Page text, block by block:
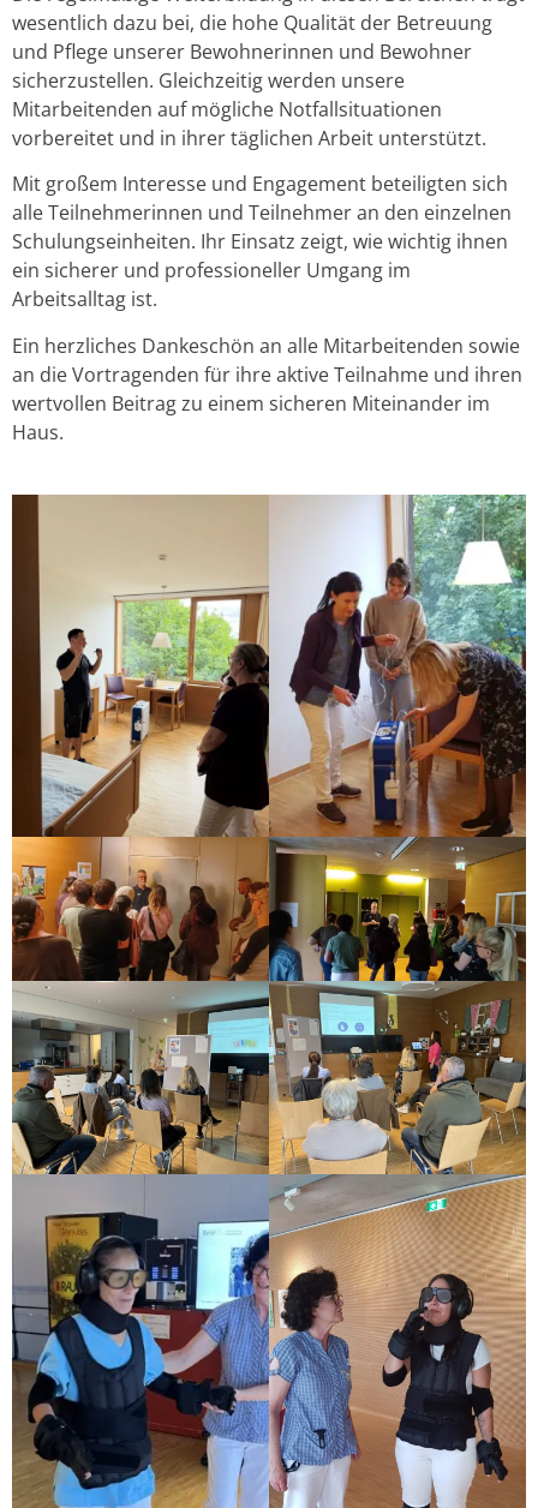
wesentlich dazu bei, die hohe Qualität der Betreuung
und Pflege unserer Bewohnerinnen und Bewohner
sicherzustellen. Gleichzeitig werden unsere
Mitarbeitenden auf mögliche Notfallsituationen
vorbereitet und in ihrer täglichen Arbeit unterstützt.
Mit großem Interesse und Engagement beteiligten sich
alle Teilnehmerinnen und Teilnehmer an den einzelnen
Schulungseinheiten. Ihr Einsatz zeigt, wie wichtig ihnen
ein sicherer und professioneller Umgang im
Arbeitsalltag ist.
Ein herzliches Dankeschön an alle Mitarbeitenden sowie
an die Vortragenden für ihre aktive Teilnahme und ihren
wertvollen Beitrag zu einem sicheren Miteinander im
Haus.